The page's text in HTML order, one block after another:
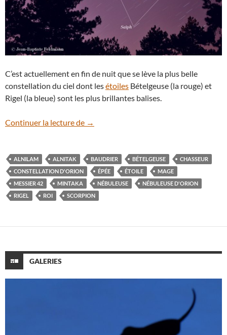
C’est actuellement en fin de nuit que se lève la plus belle
constellation du ciel dont lesétoiles Bételgeuse (la rouge) et
Rigel (la bleue) sont les plus brillantes balises.
Continuer la lecture de La constellation d’Orion
→
ALNILAM ALNITAK BAUDRIER BÉTELGEUSE
CHASSEUR
CONSTELLATION D'ORION
ÉPÉE ÉTOILE
MAGE
MESSIER 42
MINTAKA NÉBULEUSE
NÉBULEUSE D'ORION
RIGEL
ROI SCORPION
GALERIES